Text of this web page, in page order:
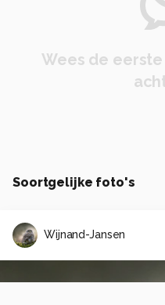
Wees de
Soortgelijke foto's
Wijnand-Jansen